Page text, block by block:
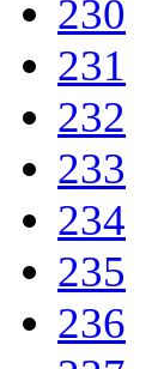
230
231
232
233
234
235
236